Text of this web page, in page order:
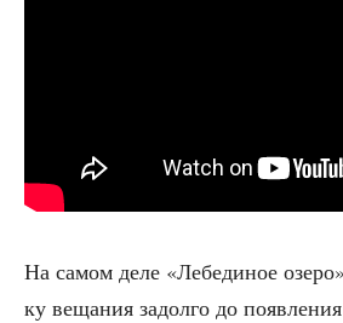
На самом деле «Лебе­ди­ное
ку веща­ния задол­го до